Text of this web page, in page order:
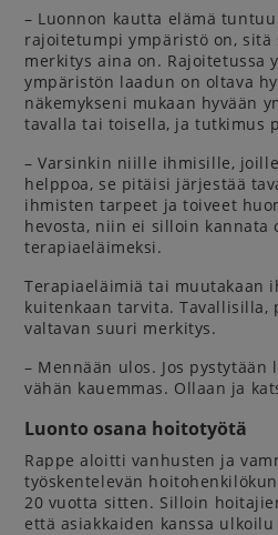
– Luonnon kautta elämä
rajoitetumpi ympäristö on,
merkitys aina on. Rajoitetussa
ympäristön laadun on oltava
näkemykseni mukaan hyvään
tavalla tai toisella, ja tutkimus
– Varsinkin niille ihmisille,
helppoa, se pitäisi järjestää
ihmisten tarpeet ja toiveet
hevosta, niin ei silloin kannata
terapiaeläimeksi.
Terapiaeläimiä tai muutakaan
kuitenkaan tarvita. Tavallisilla,
valtavan suuri merkitys.
– Mennään ulos. Jos
vähän kauemmas. Ollaan ja
Luonto osana hoitotyötä
Rappe aloitti vanhusten ja
työskentelevän
20 vuotta sitten. Silloin
että asiakkaiden kanssa